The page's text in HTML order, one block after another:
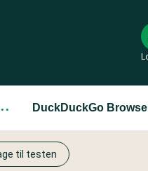
DuckDuckGo
til testen